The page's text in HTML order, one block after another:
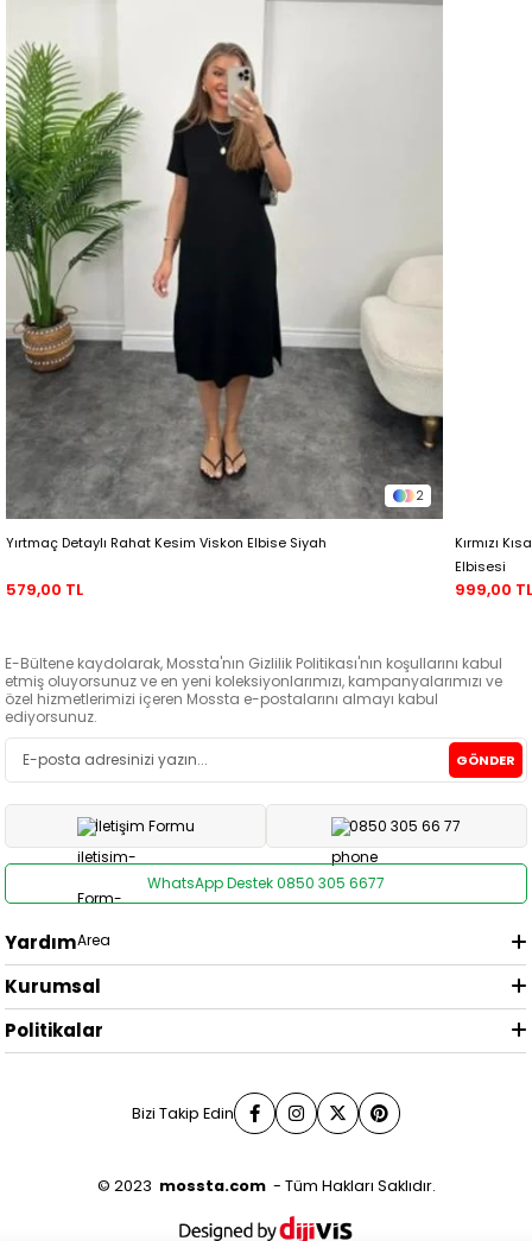
2
Yırtmaç Detaylı Rahat Kesim Viskon Elbise Siyah
579,00 TL
Kırmızı
Elbisesi
999,00
E-Bültene kaydolarak, Mossta'nın Gizlilik Politikası'nın koşullarını kabul
etmiş oluyorsunuz ve en yeni koleksiyonlarımızı, kampanyalarımızı ve
özel hizmetlerimizi içeren Mossta e-postalarını almayı kabul
ediyorsunuz.
GÖNDER
İletişim Formu 0850 305 66 77
WhatsApp Destek 0850 305 6677
Yardım
Kurumsal
Politikalar
Bizi Takip Edin
© 2023 mossta.com- Tüm Hakları Saklıdır.